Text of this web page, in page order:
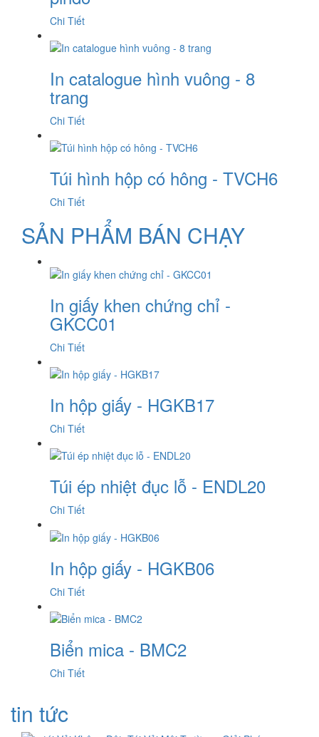
Chi Tiết
In catalogue hình vuông - 8
trang
Chi Tiết
Túi hình hộp có hông - TVCH6
Chi Tiết
SẢN PHẨM BÁN CHẠY
In giấy khen chứng chỉ -
GKCC01
Chi Tiết
In hộp giấy - HGKB17
Chi Tiết
Túi ép nhiệt đục lỗ - ENDL20
Chi Tiết
In hộp giấy - HGKB06
Chi Tiết
Biển mica - BMC2
Chi Tiết
tin tức